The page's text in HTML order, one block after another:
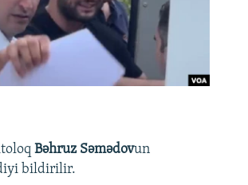
Bəhruz Səmədovun
bildirilir.